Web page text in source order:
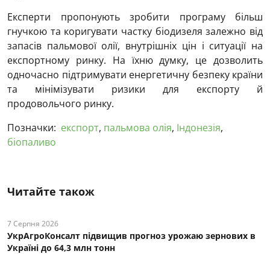
Експерти пропонують зробити програму більш
гнучкою та коригувати частку біодизеля залежно від
запасів пальмової олії, внутрішніх цін і ситуації на
експортному ринку. На їхню думку, це дозволить
одночасно підтримувати енергетичну безпеку країни
та мінімізувати ризики для експорту й
продовольчого ринку.
Позначки: експорт, пальмова олія, Індонезія,
біопаливо
Читайте також
7 Серпня 2026
УкрАгроКонсалт підвищив прогноз урожаю зернових в
Україні до 64,3 млн тонн